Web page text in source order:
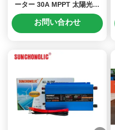
ーター 30A MPPT 太陽光制
御器と 220V AC出力
お問い合わせ